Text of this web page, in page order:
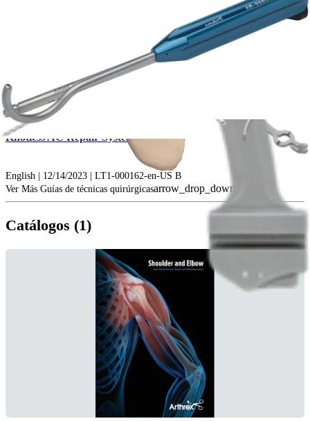
Knotless AC Repair System
English | 12/14/2023 | LT1-000162-en-US B
Ver Más Guías de técnicas quirúrgicasarrow_drop_down
Catálogos (1)